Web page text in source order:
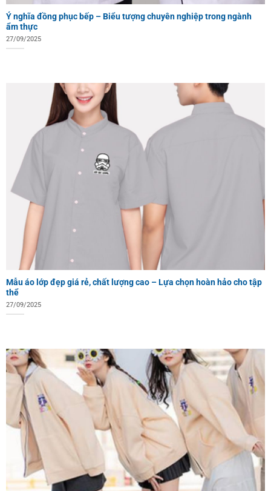
Ý nghĩa đồng phục bếp – Biểu tượng chuyên nghiệp trong ngành
ẩm thực
27/09/2025
Mẫu áo lớp đẹp giá rẻ, chất lượng cao – Lựa chọn hoàn hảo cho tập
thể
27/09/2025